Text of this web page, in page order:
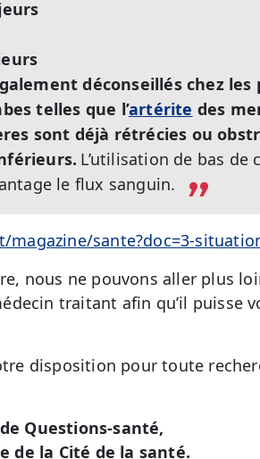
déconseillés chez
telles que l’artérite des
sont déjà rétrécies ou
L’utilisation de bas
le flux sanguin.
sante?doc=3-
nous ne pouvons aller plus
traitant afin qu’il puisse
disposition pour toute
Questions-santé,
de la Cité de la santé.